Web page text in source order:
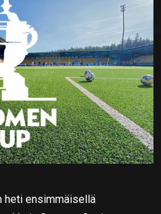
heti ensimmäisellä